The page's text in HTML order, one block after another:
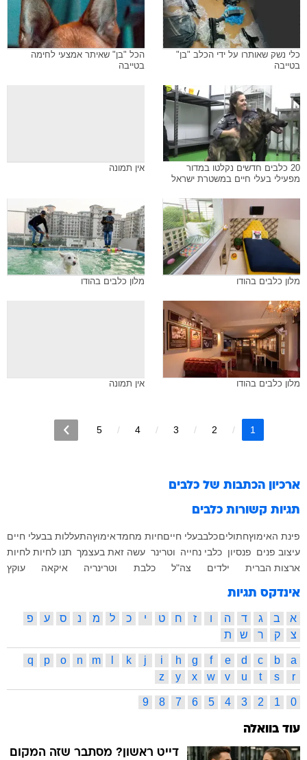
כלי נשק שאותרו על ידי הכלב "בן"
בטייבה
הכל "בן" שאיתר אמצעי לחימה
בטייבה
20 כלבים חדשים נקלטו במדור
מפעילי בעלי חיים במשטרת ישראל
אין תמונה
מלון כלבים בהודו מלון כלבים בהודו
מלון כלבים בהודו אין תמונה
1
2
3
4
5
ארכיון הכתבות של כלבים
תגיות קשורות כלבים
פינת האימוץחתוליםכלבבעלי חייםחיות מחמדאימוץהתעללות בבעלי חיים
עיצוב פנים פנסיון כלבי נחייה וטרינר עשה זאת בעצמך תנו לחיות לחיות
ארצות הברית
ילדים צה"ל כלבת וטרינריה איקאה עוקץ
אינדקס תגיות
א ב ג ד ה ו ז ח ט י כ ל מ נ ס ע
פ
צ
ק ר ש ת
a
b
c
d
e
f
g
h
i
j
k
m
n
o
p
q
r
s
t
u
v
w
x
y
z
0
1
2
3
4
5
6
7
8
9
עוד בוואלה
דייט ראשון? מסתבר שזה המקום